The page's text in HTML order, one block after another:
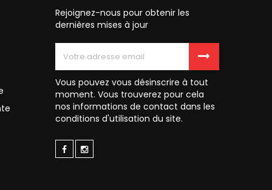
Rejoignez-nous pour obtenir les
dernières mises à jour
Vous pouvez vous désinscrire à tout
moment. Vous trouverez pour cela
nos informations de contact dans les
conditions d'utilisation du site.